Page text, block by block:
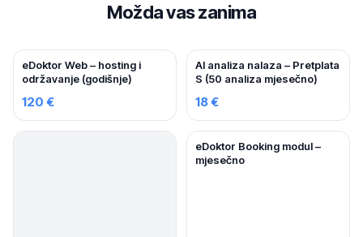
Možda vas zanima
eDoktor Web – hosting i
održavanje (godišnje)
120 €
AI analiza nalaza – Pretplata
S (50 analiza mjesečno)
18 €
eDoktor Booking modul –
mjesečno